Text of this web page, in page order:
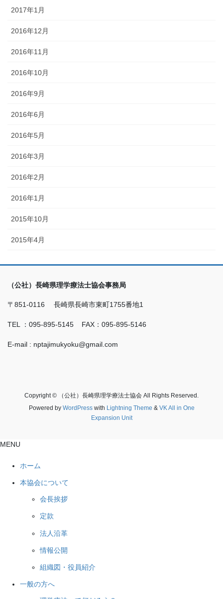
2017年1月
2016年12月
2016年11月
2016年10月
2016年9月
2016年6月
2016年5月
2016年3月
2016年2月
2016年1月
2015年10月
2015年4月
（公社）長崎県理学療法士協会事務局
〒851-0116 長崎県長崎市東町1755番地1
TEL ：095-895-5145 FAX：095-895-5146
E-mail : nptajimukyoku@gmail.com
Copyright © （公社）長崎県理学療法士協会 All Rights Reserved.
Powered by WordPresswith Lightning Theme & VK All in One
Expansion Unit
MENU
ホーム
本協会について
会長挨拶
定款
法人沿革
情報公開
組織図・役員紹介
一般の方へ